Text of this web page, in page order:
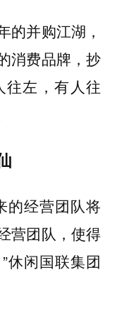
的并购江湖，
消费品牌，抄
往左，有人往
的经营团队将
营团队，使得
休闲国联集团